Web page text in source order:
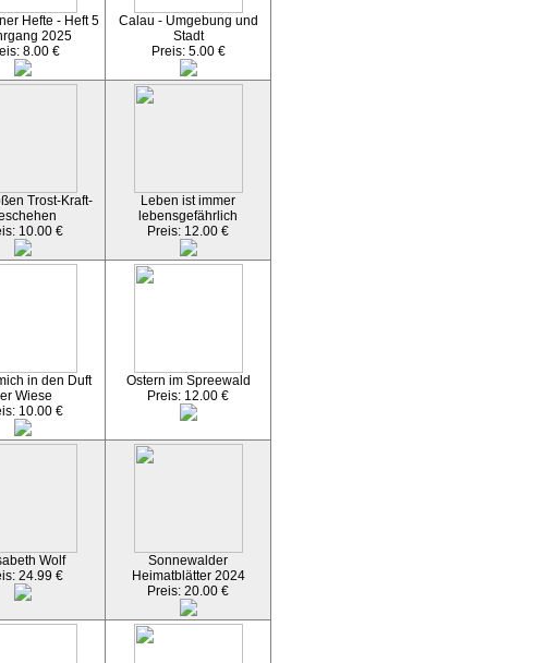
Hefte - Heft 5
2025
8.00 €
Calau - Umgebung und
Stadt
Preis: 5.00 €
Trost-Kraft-
10.00 €
Leben ist immer
lebensgefährlich
Preis: 12.00 €
in den Duft
Wiese
10.00 €
Ostern im Spreewald
Preis: 12.00 €
Wolf
24.99 €
Sonnewalder
Heimatblätter 2024
Preis: 20.00 €